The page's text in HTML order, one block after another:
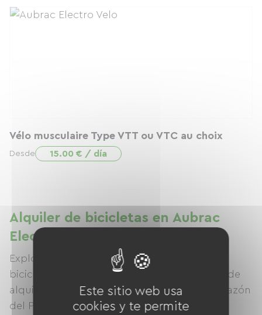
Vélo musculaire Type VTT ou VTC au choix
Desde 15.00 € / día
Alquiler de bicicletas en Aubrac
Electro Velo
Explora la magnífica meseta de Aubrac en
bicicleta con Aubrac Electro Vélo, tu tienda de
alquiler de bicicletas en Nasbinals, en el corazón
del Parque Natural Regional.
Este sitio web usa
cookies y te permite